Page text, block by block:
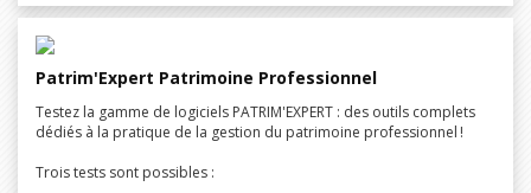
Patrim'Expert Patrimoine Professionnel
Testez la gamme de logiciels PATRIM'EXPERT : des outils complets
dédiés à la pratique de la gestion du patrimoine professionnel !
Trois tests sont possibles :